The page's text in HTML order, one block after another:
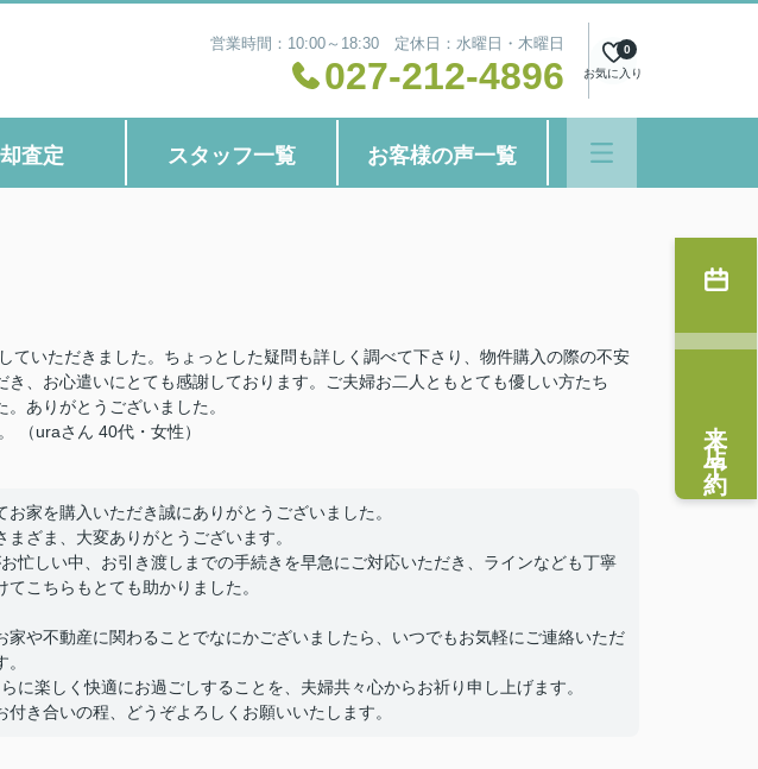
営業時間：10:00～18:30 定休日：水曜日・木曜日
027-212-4896 お気に入り
0
査定 スタッフ一覧 お客様の声一覧
ていただきました。ちょっとした疑問も詳しく調べて下さり、物件購入の際の不安
き、お心遣いにとても感謝しております。ご夫婦お二人ともとても優しい方たち
ありがとうございました。
（uraさん 40代・女性）
お家を購入いただき誠にありがとうございました。
まざま、大変ありがとうございます。
忙しい中、お引き渡しまでの手続きを早急にご対応いただき、ラインなども丁寧
てこちらもとても助かりました。
家や不動産に関わることでなにかございましたら、いつでもお気軽にご連絡いただ
に楽しく快適にお過ごしすることを、夫婦共々心からお祈り申し上げます。
付き合いの程、どうぞよろしくお願いいたします。
来店予約